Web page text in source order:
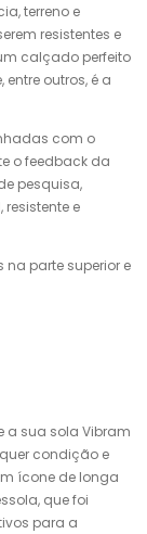
terreno e
resistentes e
calçado perfeito
outros, é a
com o
o feedback da
pesquisa,
e
parte superior e
a sua sola Vibram
condição e
ícone de longa
que foi
para a